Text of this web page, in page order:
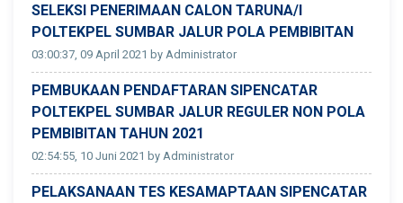
SELEKSI PENERIMAAN CALON TARUNA/I
POLTEKPEL SUMBAR JALUR POLA PEMBIBITAN
03:00:37, 09 April 2021 by Administrator
PEMBUKAAN PENDAFTARAN SIPENCATAR
POLTEKPEL SUMBAR JALUR REGULER NON POLA
PEMBIBITAN TAHUN 2021
02:54:55, 10 Juni 2021 by Administrator
PELAKSANAAN TES KESAMAPTAAN SIPENCATAR